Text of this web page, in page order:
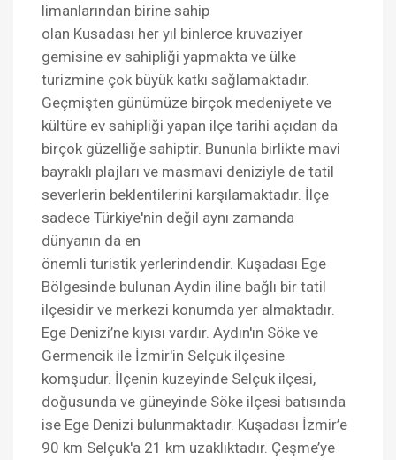
limanlarından birine sahip
olan Kusadası her yıl binlerce kruvaziyer
gemisine ev sahipliği yapmakta ve ülke
turizmine çok büyük katkı sağlamaktadır.
Geçmişten günümüze birçok medeniyete ve
kültüre ev sahipliği yapan ilçe tarihi açıdan da
birçok güzelliğe sahiptir. Bununla birlikte mavi
bayraklı plajları ve masmavi deniziyle de tatil
severlerin beklentilerini karşılamaktadır. İlçe
sadece Türkiye'nin değil aynı zamanda
dünyanın da en
önemli turistik yerlerindendir. Kuşadası Ege
Bölgesinde bulunan Aydin iline bağlı bir tatil
ilçesidir ve merkezi konumda yer almaktadır.
Ege Denizi’ne kıyısı vardır. Aydın'ın Söke ve
Germencik ile İzmir'in Selçuk ilçesine
komşudur. İlçenin kuzeyinde Selçuk ilçesi,
doğusunda ve güneyinde Söke ilçesi batısında
ise Ege Denizi bulunmaktadır. Kuşadası İzmir’e
90 km Selçuk'a 21 km uzaklıktadır. Çeşme’ye